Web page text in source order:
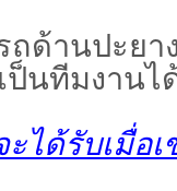
ถด้านปะย
ป็นทีมงานไ
ได้รับเมื่อเ